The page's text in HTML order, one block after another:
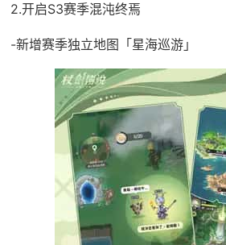
2.开启S3赛季混沌终焉
-新增赛季独立地图「星海巡游」